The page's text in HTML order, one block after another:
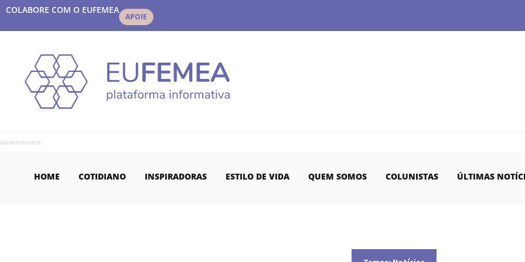
COLABORE COM O EUFEMEA
APOIE
Advertisement
HOME COTIDIANO INSPIRADORAS ESTILO DE VIDA QUEM SOMOS COLUNISTAS ÚLTIMAS